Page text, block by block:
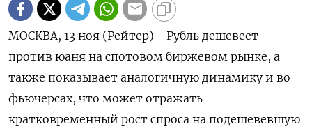
МОСКВА, 13 ноя (Рейтер) - Рубль дешевеет
против юаня на спотовом биржевом рынке, а
также показывает аналогичную динамику и во
фьючерсах, что может отражать
кратковременный рост спроса на подешевевшую